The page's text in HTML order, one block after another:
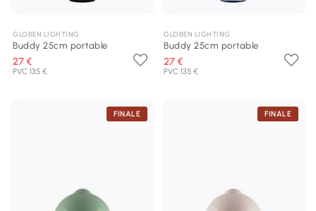
GLOBEN LIGHTING
Buddy 25cm portable
27 €
PVC 135 €
GLOBEN LIGHTING
Buddy 25cm portable
27 €
PVC 135 €
FINALE FINALE